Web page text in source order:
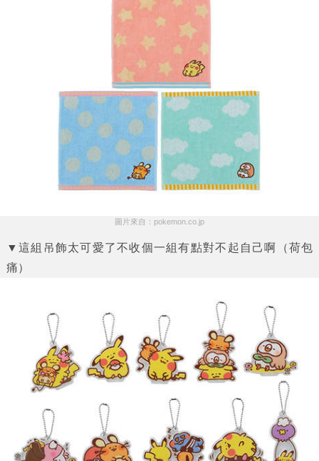
圖片來自：pokemon.co.jp
▼這組吊飾太可愛了不收個一組有點對不起自己啊（荷包
痛）